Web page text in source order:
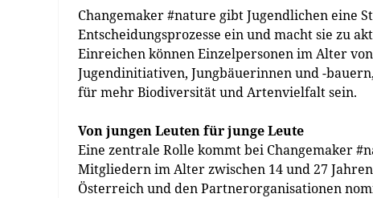
Changemaker #nature gibt Jugendlichen eine
Entscheidungsprozesse ein und macht sie zu
Einreichen können Einzelpersonen im Alter
Jugendinitiativen, Jungbäuerinnen und -
für mehr Biodiversität und Artenvielfalt sein.
Von jungen Leuten für junge Leute
Eine zentrale Rolle kommt bei Changemaker
Mitgliedern im Alter zwischen 14 und 27
Österreich und den Partnerorganisationen